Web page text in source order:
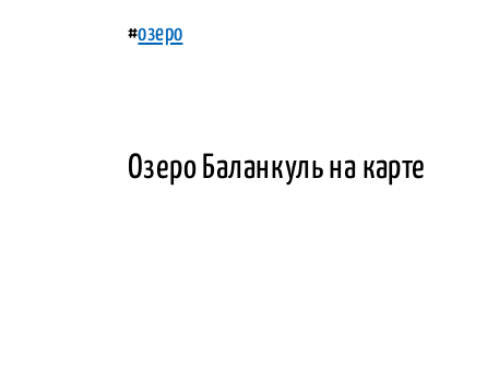
#озеро
Озеро Баланкуль на карте